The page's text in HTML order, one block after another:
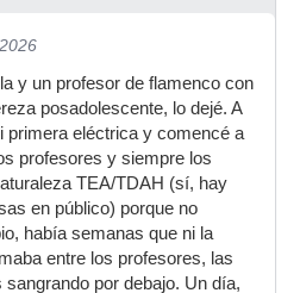
y un profesor de flamenco con
posadolescente, lo dejé. A
primera eléctrica y comencé a
profesores y siempre los
TEA/TDAH (sí, hay
en público) porque no
había semanas que ni la
entre los profesores, las
por debajo. Un día,